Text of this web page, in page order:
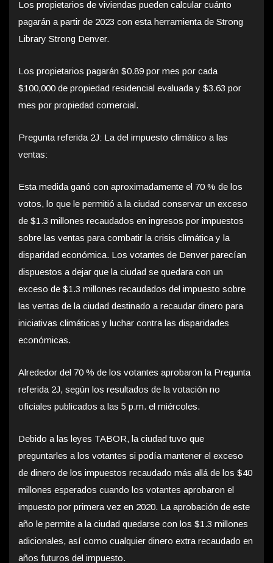
Los propietarios de viviendas pueden calcular cuánto
pagarán a partir de 2023 con esta herramienta de Strong
Library Strong Denver.
Los propietarios pagarán $0.89 por mes por cada
$100,000 de propiedad residencial evaluada y $3.63 por
mes por propiedad comercial.
Pregunta referida 2J: La del impuesto climático a las
ventas:
Esta medida ganó con aproximadamente el 70 % de los
votos, lo que le permitió a la ciudad conservar un exceso
de $1.3 millones recaudados en ingresos por impuestos
sobre las ventas para combatir la crisis climática y la
disparidad económica. Los votantes de Denver parecían
dispuestos a dejar que la ciudad se quedara con un
exceso de $1.3 millones recaudados del impuesto sobre
las ventas de la ciudad destinado a recaudar dinero para
iniciativas climáticas y luchar contra las disparidades
económicas.
Alrededor del 70 % de los votantes aprobaron la Pregunta
referida 2J, según los resultados de la votación no
oficiales publicados a las 5 p.m. el miércoles.
Debido a las leyes TABOR, la ciudad tuvo que
preguntarles a los votantes si podía mantener el exceso
de dinero de los impuestos recaudado más allá de los $40
millones esperados cuando los votantes aprobaron el
impuesto por primera vez en 2020. La aprobación de este
año le permite a la ciudad quedarse con los $1.3 millones
adicionales, así como cualquier dinero extra recaudado en
años futuros del impuesto.